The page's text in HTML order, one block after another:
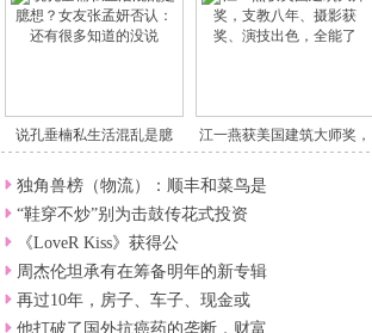
说孔垂楠私生活混乱是臆
江一燕获美国建筑大师奖，
独角兽榜（物流）：顺丰和菜鸟是
“鞋穿不炒”别为击鼓传花式投资
《LoveR Kiss》获得公
周杰伦坦承有在筹备明年的新专辑
再过10年，房子、车子、现金或
他打破了国外抗癌药的垄断，财富